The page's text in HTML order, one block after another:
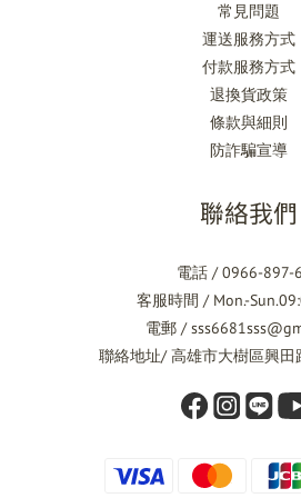
常見問題
運送服務方式
付款服務方式
退換貨政策
條款與細則
防詐騙宣導
聯絡我們
電話 / 0966-897-
客服時間 / Mon.-
電郵 /
聯絡地址/ 高雄市大樹區興田